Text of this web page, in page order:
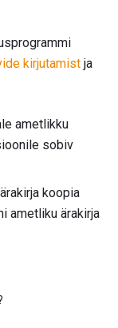
kirjutamist ja
ametlikku
sobiv
koopia
ametliku ärakirja